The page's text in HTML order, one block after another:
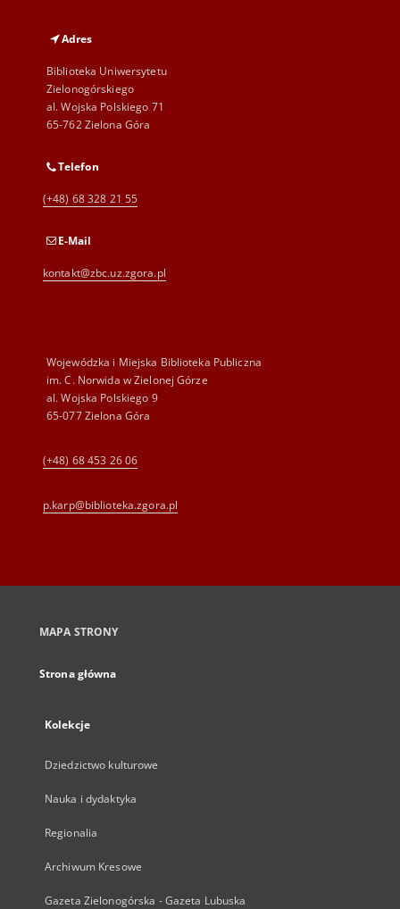
Adres
Biblioteka Uniwersytetu
Zielonogórskiego
al. Wojska Polskiego 71
65-762 Zielona Góra
Telefon
(+48) 68 328 21 55
E-Mail
kontakt@zbc.uz.zgora.pl
Wojewódzka i Miejska Biblioteka Publiczna
im. C. Norwida w Zielonej Górze
al. Wojska Polskiego 9
65-077 Zielona Góra
(+48) 68 453 26 06
p.karp@biblioteka.zgora.pl
MAPA STRONY
Strona główna
Kolekcje
Dziedzictwo kulturowe
Nauka i dydaktyka
Regionalia
Archiwum Kresowe
Gazeta Zielonogórska - Gazeta Lubuska